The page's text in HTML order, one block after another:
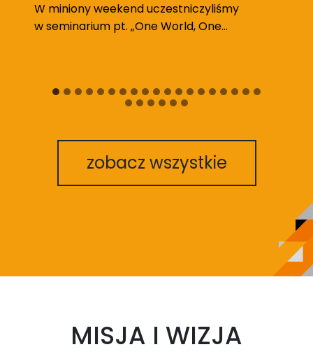
W miniony weekend uczestniczyliśmy
w seminarium pt. „One World, One…
zobacz wszystkie
MISJA I WIZJA